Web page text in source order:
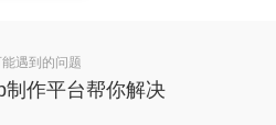
遇到的问题
制作平台帮你解决